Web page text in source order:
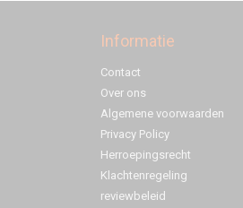
Informatie
Contact
Over ons
Algemene voorwaarden
Privacy Policy
Herroepingsrecht
Klachtenregeling
reviewbeleid